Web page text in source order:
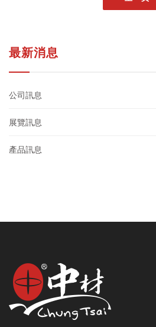
最新消息
公司訊息
展覽訊息
產品訊息